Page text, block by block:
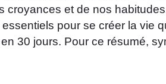
croyances et de nos
pour se créer la vie
30 jours. Pour ce résumé,